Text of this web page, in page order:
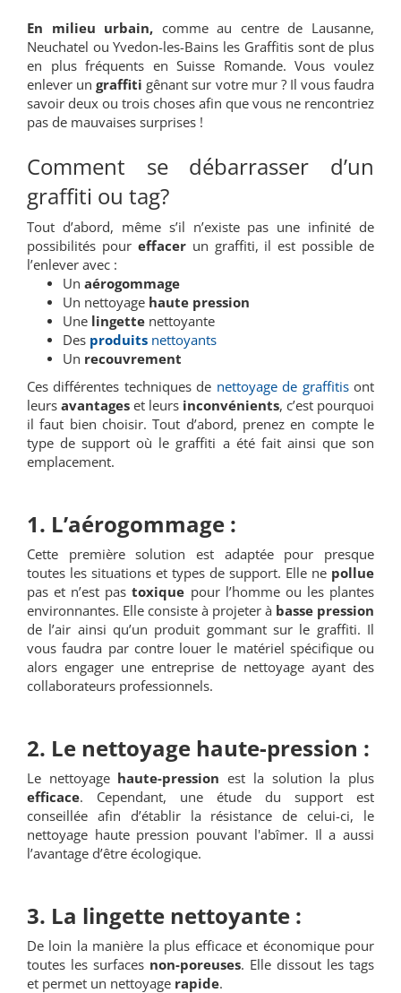
En milieu urbain, comme au centre de Lausanne,
Neuchatel ou Yvedon-les-Bains les Graffitis sont de plus
en plus fréquents en Suisse Romande. Vous voulez
enlever ungraffiti gênant sur votre mur ? Il vous faudra
savoir deux ou trois choses afin que vous ne rencontriez
pas de mauvaises surprises !
Comment se débarrasser d’un
graffiti ou tag?
Tout d’abord, même s’il n’existe pas une infinité de
possibilités pour effacer un graffiti, il est possible de
l’enlever avec :
Un aérogommage
Un nettoyage haute pression
Une lingette nettoyante
Des produits nettoyants
Un recouvrement
Ces différentes techniques de nettoyage de graffitisont
leurs avantages et leurs inconvénients, c’est pourquoi
il faut bien choisir. Tout d’abord, prenez en compte le
type de support où le graffiti a été fait ainsi que son
emplacement.
1. L’aérogommage :
Cette première solution est adaptée pour presque
toutes les situations et types de support. Elle ne pollue
pas et n’est pastoxique pour l’homme ou les plantes
environnantes. Elle consiste à projeter à basse pression
de l’air ainsi qu’un produit gommant sur le graffiti. Il
vous faudra par contre louer le matériel spécifique ou
alors engager une entreprise de nettoyage ayant des
collaborateurs professionnels.
2. Le nettoyage haute-pression :
Le nettoyage haute-pression est la solution la plus
efficace. Cependant, une étude du support est
conseillée afin d’établir la résistance de celui-ci, le
nettoyage haute pression pouvant l'abîmer. Il a aussi
l’avantage d’être écologique.
3. La lingette nettoyante :
De loin la manière la plus efficace et économique pour
toutes les surfaces non-poreuses. Elle dissout les tags
et permet un nettoyage rapide.